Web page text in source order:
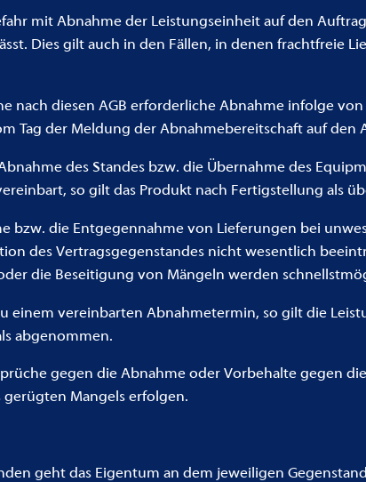
mit Abnahme der Leistungseinheit auf den
Dies gilt auch in den Fällen, in denen frachtfreie
nach diesen AGB erforderliche Abnahme infolge
Tag der Meldung der Abnahmebereitschaft auf den
des Standes bzw. die Übernahme des
so gilt das Produkt nach Fertigstellung als
bzw. die Entgegennahme von Lieferungen bei
des Vertragsgegenstandes nicht wesentlich
die Beseitigung von Mängeln werden
einem vereinbarten Abnahmetermin, so gilt die
abgenommen.
gegen die Abnahme oder Vorbehalte gegen
Mangels erfolgen.
geht das Eigentum an dem jeweiligen